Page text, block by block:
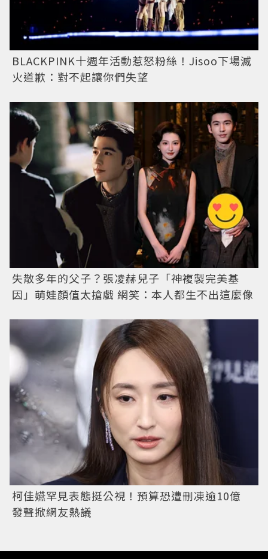
BLACKPINK十週年活動惹怒粉絲！Jisoo下場滅
火道歉：對不起讓你們失望
失散多年的父子？張凌赫兒子「神複製完美基
因」萌娃顏值太搶戲 網笑：本人都生不出這麼像
柯佳嬿罕見表態挺公視！預算恐遭刪凍逾10億
發聲掀網友熱議